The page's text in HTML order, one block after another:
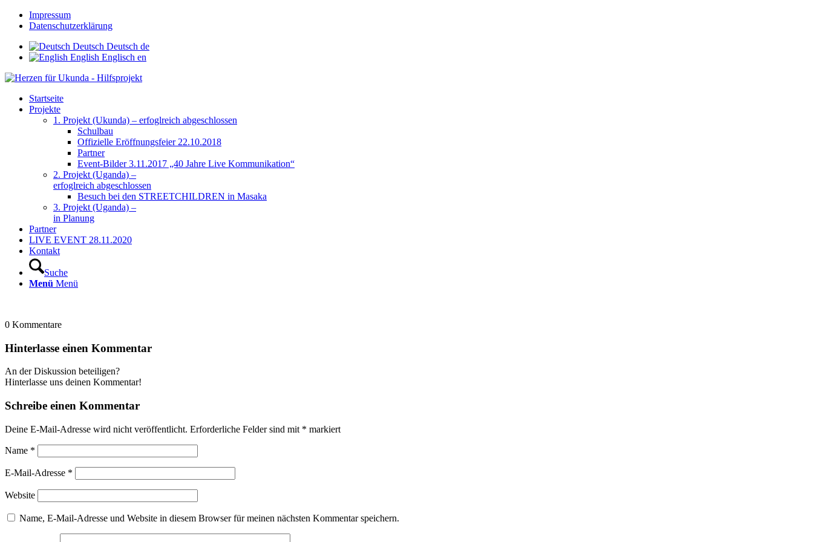
Impressum
Datenschutzerklärung
Deutsch Deutsch de
English Englisch en
Startseite
Projekte
1. Projekt (Ukunda) – erfoglreich abgeschlossen
Schulbau
Offizielle Eröffnungsfeier 22.10.2018
Partner
Event-Bilder 3.11.2017 „40 Jahre Live Kommunikation“
2. Projekt (Uganda) –
erfoglreich abgeschlossen
Besuch bei den STREETCHILDREN in Masaka
3. Projekt (Uganda) –
in Planung
Partner
LIVE EVENT 28.11.2020
Kontakt
Suche
Menü Menü
0 Kommentare
Hinterlasse einen Kommentar
An der Diskussion beteiligen?
Hinterlasse uns deinen Kommentar!
Schreibe einen Kommentar
Deine E-Mail-Adresse wird nicht veröffentlicht. Erforderliche Felder sind mit * markiert
Name *
E-Mail-Adresse *
Website
Name, E-Mail-Adresse und Website in diesem Browser für meinen nächsten Kommentar speichern.